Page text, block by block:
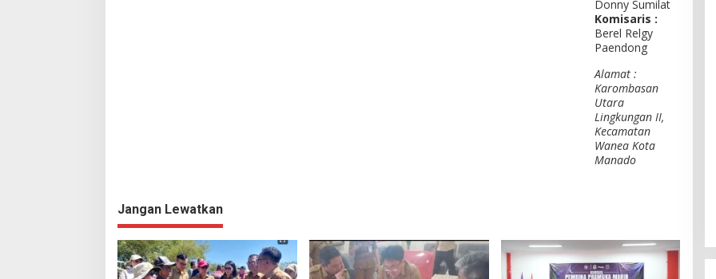
Donny Sumilat
Komisaris :
Berel Relgy
Paendong
Alamat :
Karombasan
Utara
Lingkungan II,
Kecamatan
Wanea Kota
Manado
Jangan Lewatkan